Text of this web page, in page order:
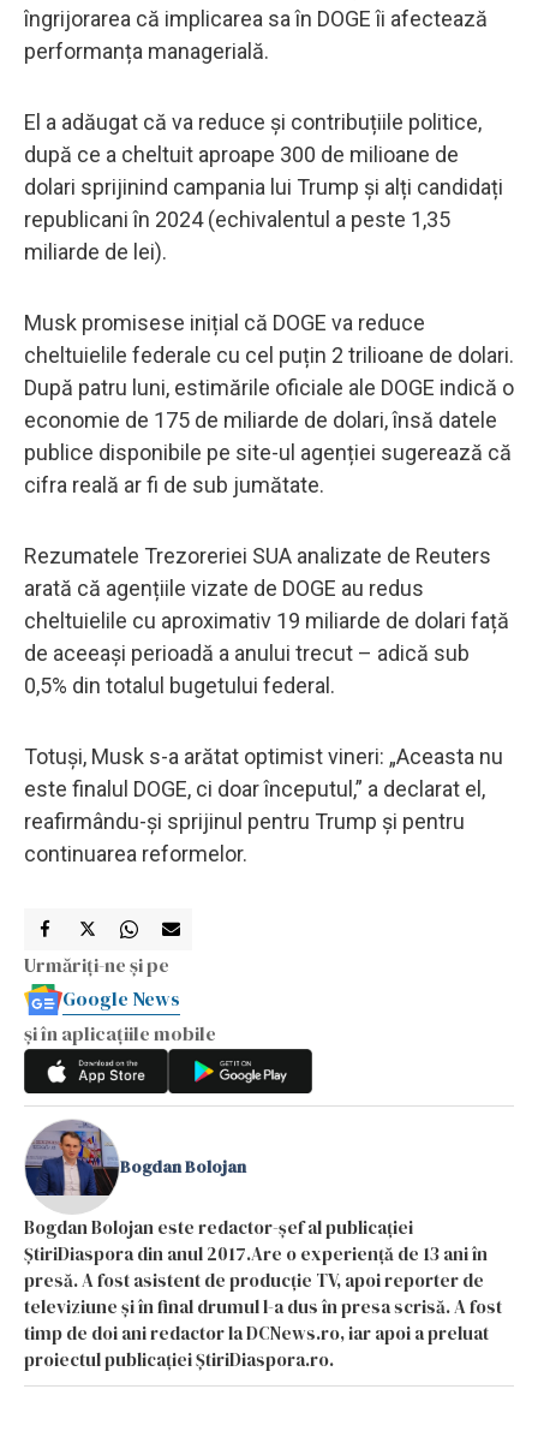
îngrijorarea că implicarea sa în DOGE îi afectează
performanța managerială.
El a adăugat că va reduce și contribuțiile politice,
după ce a cheltuit aproape 300 de milioane de
dolari sprijinind campania lui Trump și alți candidați
republicani în 2024 (echivalentul a peste 1,35
miliarde de lei).
Musk promisese inițial că DOGE va reduce
cheltuielile federale cu cel puțin 2 trilioane de dolari.
După patru luni, estimările oficiale ale DOGE indică o
economie de 175 de miliarde de dolari, însă datele
publice disponibile pe site-ul agenției sugerează că
cifra reală ar fi de sub jumătate.
Rezumatele Trezoreriei SUA analizate de Reuters
arată că agențiile vizate de DOGE au redus
cheltuielile cu aproximativ 19 miliarde de dolari față
de aceeași perioadă a anului trecut – adică sub
0,5% din totalul bugetului federal.
Totuși, Musk s-a arătat optimist vineri: „Aceasta nu
este finalul DOGE, ci doar începutul,” a declarat el,
reafirmându-și sprijinul pentru Trump și pentru
continuarea reformelor.
Urmăriți-ne și pe
Google News
și în aplicațiile mobile
Bogdan Bolojan
Bogdan Bolojan este redactor-șef al publicației
ȘtiriDiaspora din anul 2017.Are o experiență de 13 ani în
presă. A fost asistent de producție TV, apoi reporter de
televiziune și în final drumul l-a dus în presa scrisă. A fost
timp de doi ani redactor la DCNews.ro, iar apoi a preluat
proiectul publicației ȘtiriDiaspora.ro.